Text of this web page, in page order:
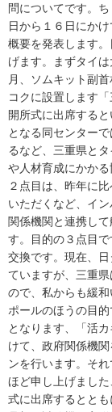
問についてです。
日から１６日にか
概要を発表します
げます。まずタイ
月、ソムキット副
コクに設置します
開所式に出席する
となる同センター
るなど、三重県と
や人材育成にかか
２点目は、昨年に
いただくなど、イ
関係機関と連携し
す。目的の３点目
交換です。現在、
ていますが、三重
ので、私からも緩
ポールのほうの目
となります、「活
けて、政府関係機
ンを行います。そ
ほど申し上げまし
式に出席するとと